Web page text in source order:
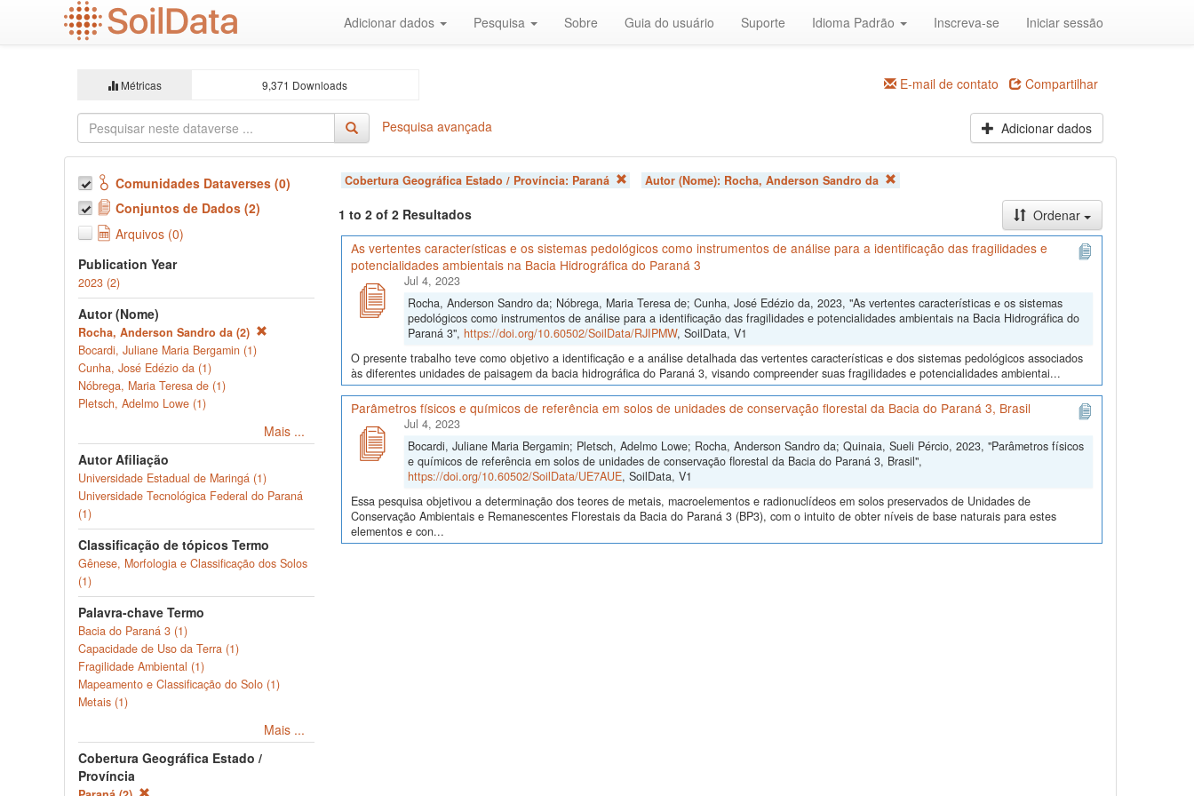
Adicionar dados Pesquisa Sobre Guia do usuário Suporte Idioma Padrão Inscreva-se Iniciar sessão
Métricas 9,371 Downloads E-mail de contato Compartilhar
Pesquisa avançada Adicionar dados
Comunidades Dataverses (0)
Conjuntos de Dados (2)
Arquivos (0)
Publication Year
2023 (2)
Autor (Nome)
Rocha, Anderson Sandro da (2)
Bocardi, Juliane Maria Bergamin (1)
Cunha, José Edézio da (1)
Nóbrega, Maria Teresa de (1)
Pletsch, Adelmo Lowe (1)
Mais ...
Autor Afiliação
Universidade Estadual de Maringá (1)
Universidade Tecnológica Federal do Paraná
(1)
Classificação de tópicos Termo
Gênese, Morfologia e Classificação dos Solos
(1)
Palavra-chave Termo
Bacia do Paraná 3 (1)
Capacidade de Uso da Terra (1)
Fragilidade Ambiental (1)
Mapeamento e Classificação do Solo (1)
Metais (1)
Mais ...
Cobertura Geográfica Estado /
Província
Cobertura Geográfica Estado / Província: Paraná Autor (Nome): Rocha, Anderson Sandro da
1 to 2 of 2 Resultados
Ordenar
As vertentes características e os sistemas pedológicos como instrumentos de análise para a identificação das fragilidades e
potencialidades ambientais na Bacia Hidrográfica do Paraná 3
Jul 4, 2023
Rocha, Anderson Sandro da; Nóbrega, Maria Teresa de; Cunha, José Edézio da, 2023, "As vertentes características e os sistemas
pedológicos como instrumentos de análise para a identificação das fragilidades e potencialidades ambientais na Bacia Hidrográfica do
Paraná 3", https://doi.org/10.60502/SoilData/RJIPMW, SoilData, V1
O presente trabalho teve como objetivo a identificação e a análise detalhada das vertentes características e dos sistemas pedológicos associados
às diferentes unidades de paisagem da bacia hidrográfica do Paraná 3, visando compreender suas fragilidades e potencialidades ambientai...
Parâmetros físicos e químicos de referência em solos de unidades de conservação florestal da Bacia do Paraná 3, Brasil
Jul 4, 2023
Bocardi, Juliane Maria Bergamin; Pletsch, Adelmo Lowe; Rocha, Anderson Sandro da; Quinaia, Sueli Pércio, 2023, "Parâmetros físicos
e químicos de referência em solos de unidades de conservação florestal da Bacia do Paraná 3, Brasil",
https://doi.org/10.60502/SoilData/UE7AUE, SoilData, V1
Essa pesquisa objetivou a determinação dos teores de metais, macroelementos e radionuclídeos em solos preservados de Unidades de
Conservação Ambientais e Remanescentes Florestais da Bacia do Paraná 3 (BP3), com o intuito de obter níveis de base naturais para estes
elementos e con...